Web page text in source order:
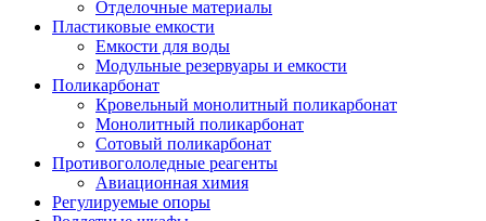
Отделочные материалы
Пластиковые емкости
Емкости для воды
Модульные резервуары и емкости
Поликарбонат
Кровельный монолитный поликарбонат
Монолитный поликарбонат
Сотовый поликарбонат
Противогололедные реагенты
Авиационная химия
Регулируемые опоры